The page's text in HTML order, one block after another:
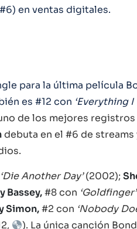
en ventas digitales.
para la última película
es #12 con ‘Everything I
de los mejores registros
debuta en el #6 de streams
‘Die Another Day’(2002);
Bassey,#8 con ‘Goldfinger’
Simon,#2 con ‘Nobody
). La única canción